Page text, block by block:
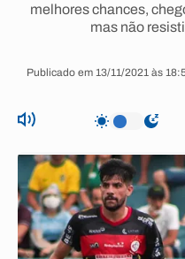
melhores chances,
mas não
Publicado em 13/11/2021 às